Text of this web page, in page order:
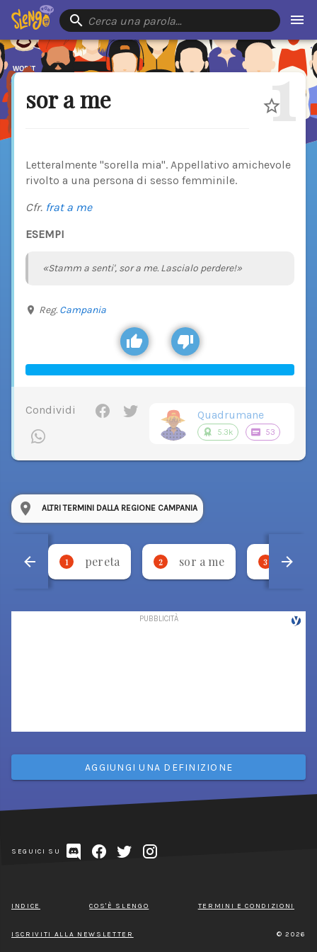
Cerca una parola…
sor a me 1
Letteralmente "sorella mia". Appellativo amichevole
rivolto a una persona di sesso femminile.
Cfr. frat a me
ESEMPI
«Stamm a senti', sor a me. Lascialo perdere!»
Reg. Campania
Condividi Quadrumane
5.3k 53
ALTRI TERMINI DALLA REGIONE CAMPANIA
1 pereta 2 sor a me 3
AGGIUNGI UNA DEFINIZIONE
SEGUICI SU
INDICE COS'È SLENGO TERMINI E CONDIZIONI
ISCRIVITI ALLA NEWSLETTER © 2026